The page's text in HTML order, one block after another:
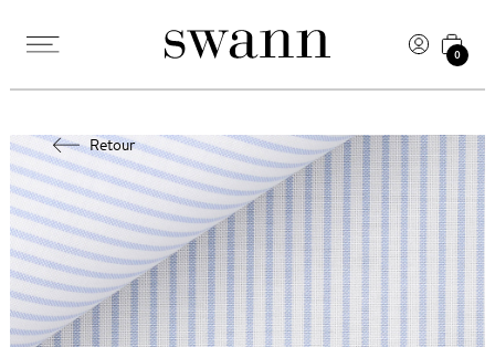
0
Retour